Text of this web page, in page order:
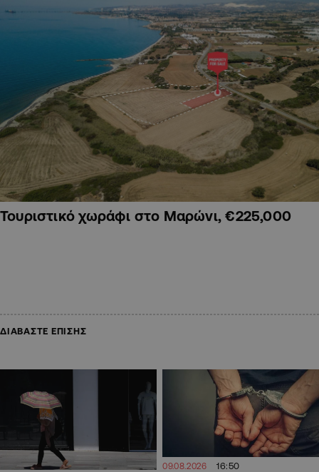
Τουριστικό χωράφι στο Μαρώνι, €225,000
ΔΙΑΒΑΣΤΕ ΕΠΙΣΗΣ
09.08.2026 16:50